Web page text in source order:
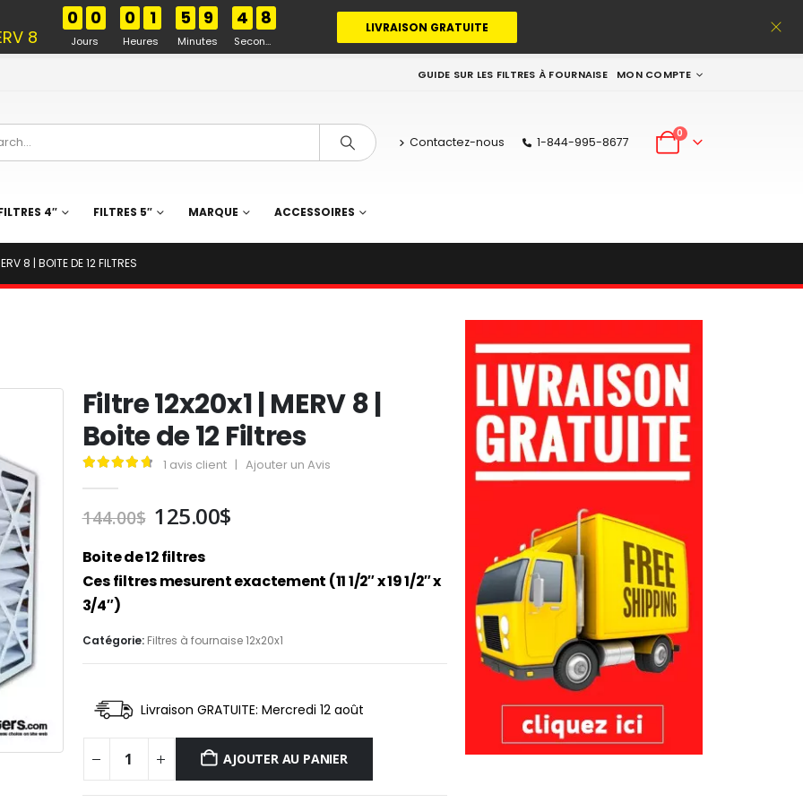
8
0 0
Jours
0 1
Heures
5 9
Minutes
4 7
Secondes
LIVRAISON GRATUITE
GUIDE SUR LES FILTRES À FOURNAISE MON COMPTE
Contactez-nous 1-844-995-8677
0
4″ FILTRES 5″ MARQUE ACCESSOIRES
8 | BOITE DE 12 FILTRES
Filtre 12x20x1 | MERV 8 |
Boite de 12 Filtres
1 avis client | Ajouter un Avis
144.00$ Le
initial
était :
125.00$Le
est :
Boite de 12 filtres
Ces filtres mesurent exactement (11 1/2″ x 19 1/2″ x
3/4″)
Catégorie: Filtres à fournaise 12x20x1
Livraison GRATUITE: Mercredi 12 août
AJOUTER AU PANIER